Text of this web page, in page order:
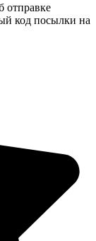
отправке
код посылки на